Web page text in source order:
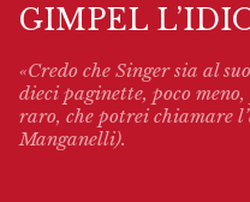
GIMPEL
«Credo che Singer sia al
dieci paginette, poco
raro, che potrei chiamare
Manganelli).